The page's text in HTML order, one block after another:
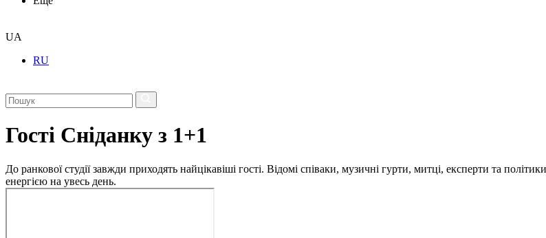
UA
RU
Гості Сніданку з 1+1
До ранкової студії завжди приходять найцікавіші гості. Відомі співаки, музичні гурти, митці, експерти та
енергією на увесь день.